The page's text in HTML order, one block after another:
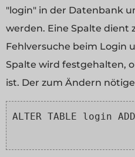
"login" in der Datenbank
werden. Eine Spalte dient
Fehlversuche beim Login
Spalte wird festgehalten,
ist. Der zum Ändern
ALTER TABLE login
NOT